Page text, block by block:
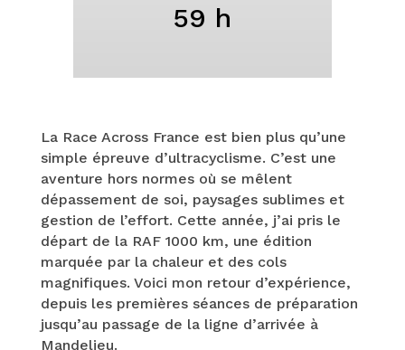
59 h
La Race Across France est bien plus qu’une
simple épreuve d’ultracyclisme. C’est une
aventure hors normes où se mêlent
dépassement de soi, paysages sublimes et
gestion de l’effort. Cette année, j’ai pris le
départ de la RAF 1000 km, une édition
marquée par la chaleur et des cols
magnifiques. Voici mon retour d’expérience,
depuis les premières séances de préparation
jusqu’au passage de la ligne d’arrivée à
Mandelieu.